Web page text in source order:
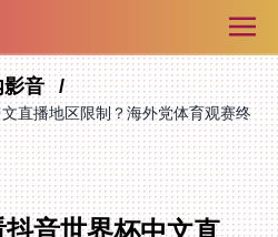
影音
直播地区限制？海外党体育观赛终
音世界杯中文直
外党体育观赛终